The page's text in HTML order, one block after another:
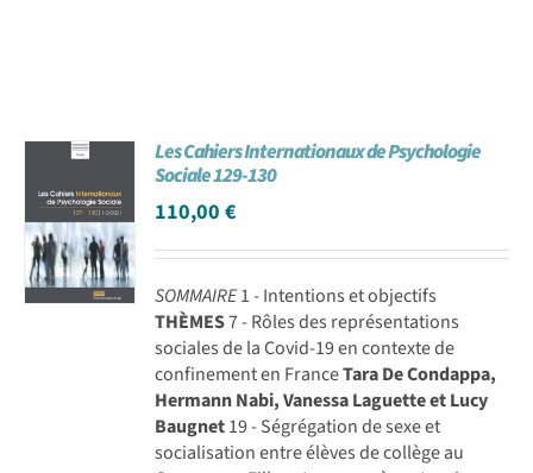
Les Cahiers Internationaux de Psychologie
Sociale 129-130
110,00€
SOMMAIRE1 - Intentions et objectifs
THÈMES7 - Rôles des représentations
sociales de la Covid-19 en contexte de
confinement en FranceTara De Condappa,
Hermann Nabi, Vanessa Laguette et Lucy
Baugnet19 - Ségrégation de sexe et
socialisation entre élèves de collège au